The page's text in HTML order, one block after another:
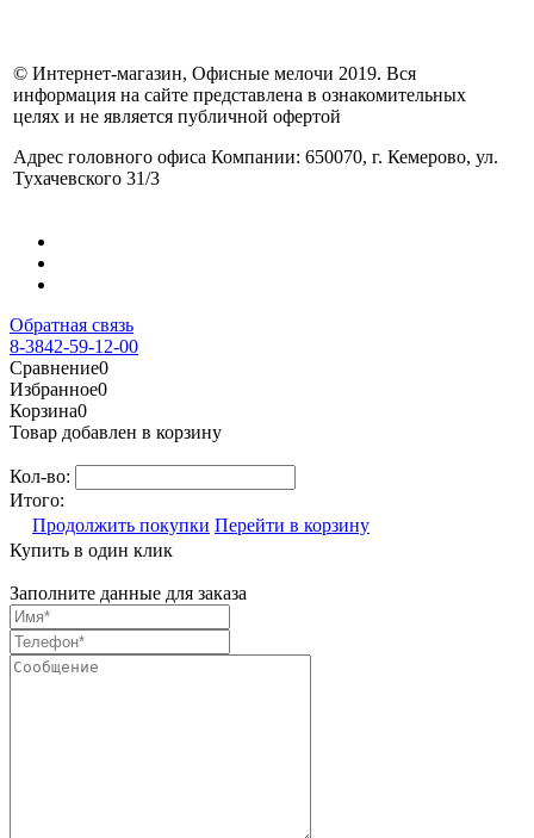
© Интернет-магазин, Офисные мелочи 2019. Вся
информация на сайте представлена в ознакомительных
целях и не является публичной офертой
Адрес головного офиса Компании: 650070, г. Кемерово, ул.
Тухачевского 31/3
Обратная связь
8-3842-59-12-00
Сравнение0
Избранное0
Корзина0
Товар добавлен в корзину
Кол-во:
Итого:
Продолжить покупки Перейти в корзину
Купить в один клик
Заполните данные для заказа